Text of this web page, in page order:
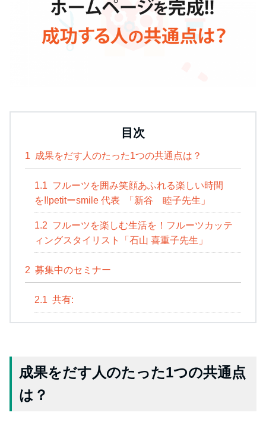
目次
1 成果をだす人のたった1つの共通点は？
1.1 フルーツを囲み笑顔あふれる楽しい時間
を!!petitーsmile 代表 「新谷 睦子先生」
1.2 フルーツを楽しむ生活を！フルーツカッテ
ィングスタイリスト「石山 喜重子先生」
2 募集中のセミナー
2.1 共有:
成果をだす人のたった1つの共通点
は？